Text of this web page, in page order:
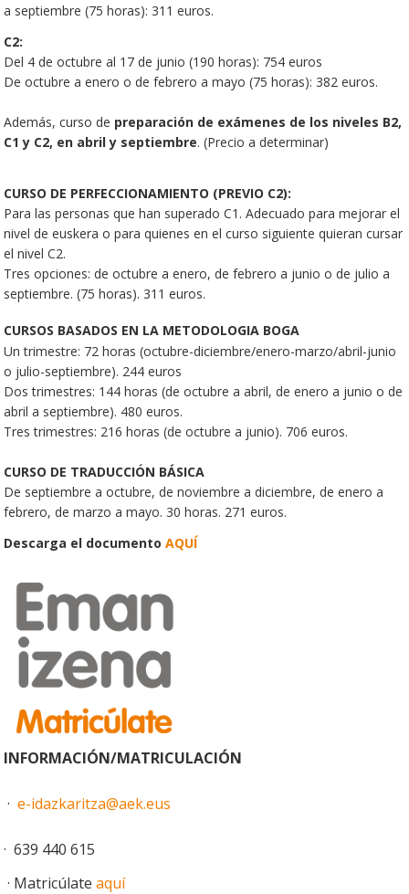
a septiembre (75 horas): 311 euros.
C2:
Del 4 de octubre al 17 de junio (190 horas): 754 euros
De octubre a enero o de febrero a mayo (75 horas): 382 euros.
Además, curso de preparación de exámenes de los niveles B2,
C1 y C2, en abril y septiembre. (Precio a determinar)
CURSO DE PERFECCIONAMIENTO (PREVIO C2):
Para las personas que han superado C1. Adecuado para mejorar el
nivel de euskera o para quienes en el curso siguiente quieran cursar
el nivel C2.
Tres opciones: de octubre a enero, de febrero a junio o de julio a
septiembre. (75 horas). 311 euros.
CURSOS BASADOS EN LA METODOLOGIA BOGA
Un trimestre: 72 horas (octubre-diciembre/enero-marzo/abril-junio
o julio-septiembre). 244 euros
Dos trimestres: 144 horas (de octubre a abril, de enero a junio o de
abril a septiembre). 480 euros.
Tres trimestres: 216 horas (de octubre a junio). 706 euros.
CURSO DE TRADUCCIÓN BÁSICA
De septiembre a octubre, de noviembre a diciembre, de enero a
febrero, de marzo a mayo. 30 horas. 271 euros.
Descarga el documento AQUÍ
INFORMACIÓN/MATRICULACIÓN
· e-idazkaritza@aek.eus
· 639 440 615
· Matricúlate aquí